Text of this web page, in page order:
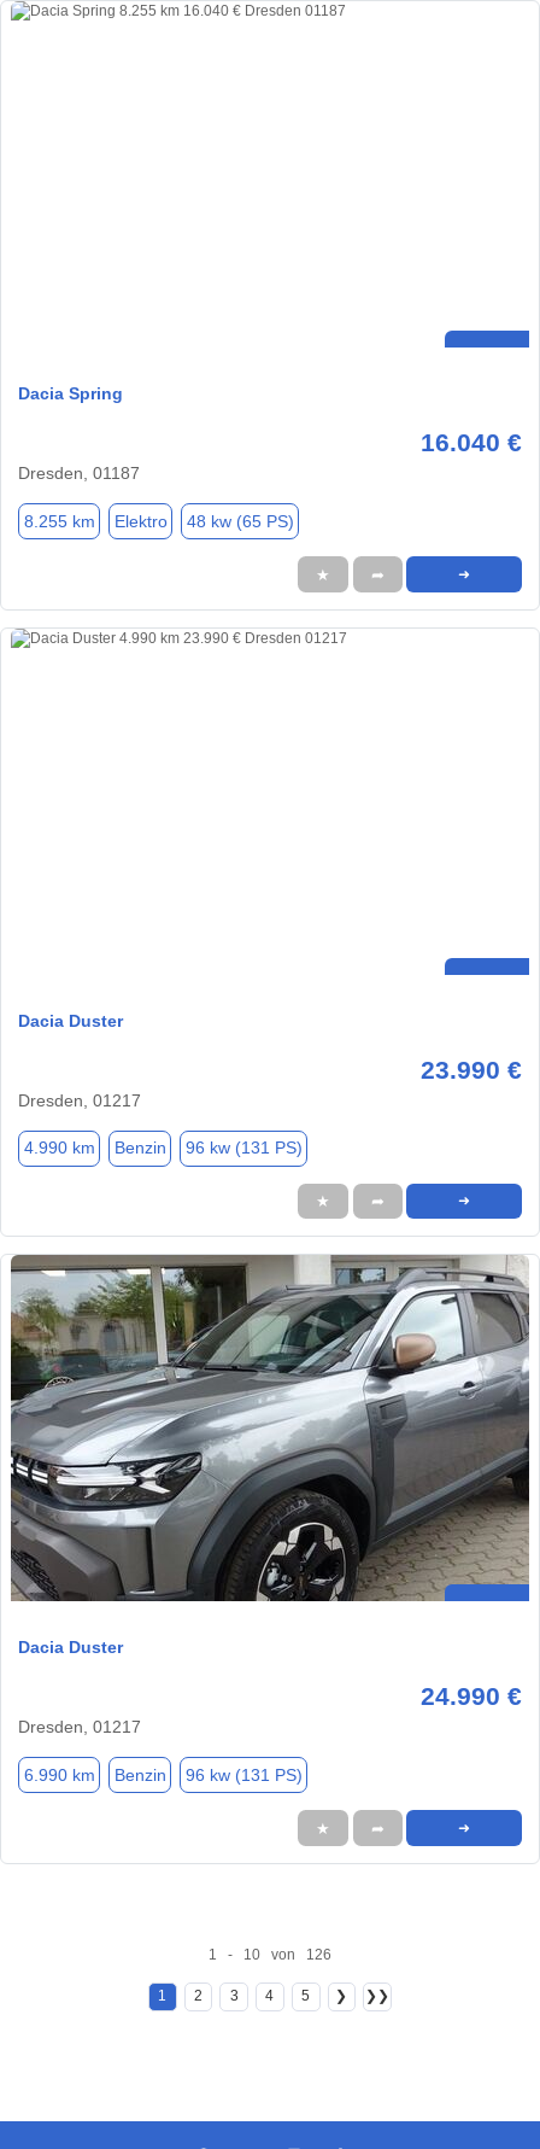
Dacia Spring
16.040 €
Dresden, 01187
8.255 km Elektro 48 kw (65 PS)
★ ➦ ➜
Dacia Duster
23.990 €
Dresden, 01217
4.990 km Benzin 96 kw (131 PS)
★ ➦ ➜
Dacia Duster
24.990 €
Dresden, 01217
6.990 km Benzin 96 kw (131 PS)
★ ➦ ➜
1 - 10 von 126
1 2 3 4 5 ❯ ❯❯